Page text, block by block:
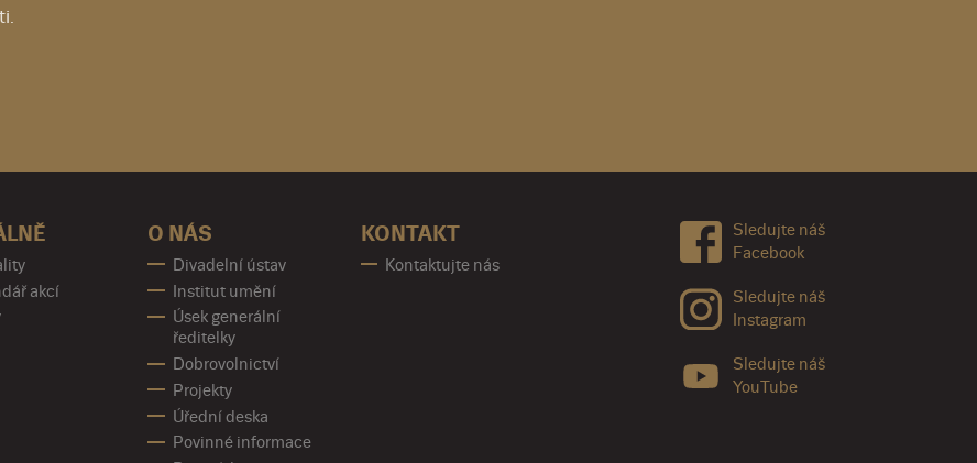
akcí
O NÁS
Divadelní ústav
Institut umění
Úsek generální
ředitelky
Dobrovolnictví
Projekty
Úřední deska
Povinné informace
KONTAKT
Kontaktujte nás
Sledujte náš
Facebook
Sledujte náš
Instagram
Sledujte náš
YouTube